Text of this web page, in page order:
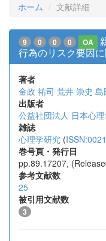
ホーム 文献詳細
9 0 0 0 OA
行為のリスク要因
著者
金政 祐司 荒井 崇史 島
出版者
公益社団法人 日本心
雑誌
心理学研究 (
巻号頁・発行日
pp.89.17207,
参考文献数
25
被引用文献数
3